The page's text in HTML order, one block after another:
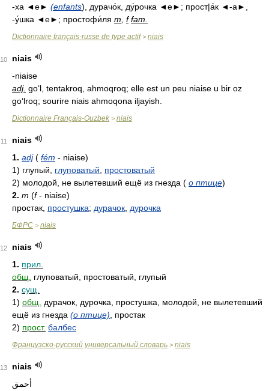
-xa ◄е► (enfants), дурачо́к, ду́рочка ◄е►; прост|а́к ◄-а►,
-у́шка ◄е►; простофи́ля m f fam.
Dictionnaire français-russe de type actif> niais
10
niais
-niaise
adj. go‘l, tentakroq, ahmoqroq; elle est un peu niaise u bir oz
go‘lroq; sourire niais ahmoqona iljayish.
Dictionnaire Français-Ouzbek > niais
11
niais
1. adj( fém - niaise)
1) глупый, глуповатый
простоватый
2) молодой, не вылетевший ещё из гнезда ( о птице)
2. m (f- niaise)
простак, простушка; дурачок дурочка
БФРС > niais
12
niais
1. прил.
общ.
глуповатый, простоватый, глупый
2. сущ.
1) общ.
дурачок, дурочка, простушка, молодой, не вылетевший
ещё из гнезда (о птице) , простак
2) прост. балбес
Французско-русский универсальный словарь > niais
13
niais
أحمق